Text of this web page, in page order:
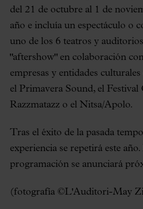
del 21 de octubre al 1 de
año e incluía un espectáculo o
uno de los 6 teatros y
"aftershow" en colaboración
empresas y entidades
el Primavera Sound, el Festival
Razzmatazz o el Nitsa/Apolo.
Tras el éxito de la pasada
experiencia se repetirá este
programación se anunciará
(fotografía ©L'Auditori-May